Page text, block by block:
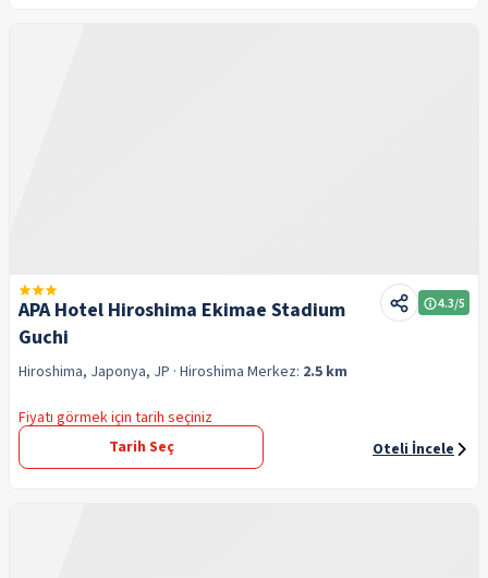
APA Hotel Hiroshima Ekimae Stadium
Guchi
4.3/5
Hiroshima, Japonya, JP · Hiroshima Merkez: 2.5 km
Fiyatı görmek için tarih seçiniz
Tarih Seç
Oteli İncele